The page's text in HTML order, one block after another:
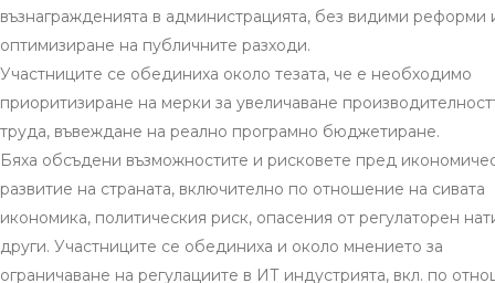
възнагражденията в администрацията, без видими реформи
оптимизиране на публичните разходи.
Участниците се обединиха около тезата, че е необходимо
приоритизиране на мерки за увеличаване
труда, въвеждане на реално програмно бюджетиране.
Бяха обсъдени възможностите и рисковете пред
развитие на страната, включително по отношение на сивата
икономика, политическия риск, опасения от регулаторен
други. Участниците се обединиха и около мнението за
ограничаване на регулациите в ИТ индустрията, вкл. по